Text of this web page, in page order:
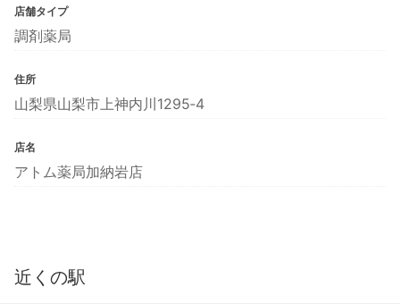
店舗タイプ
調剤薬局
住所
山梨県山梨市上神内川1295‐4
店名
アトム薬局加納岩店
近くの駅